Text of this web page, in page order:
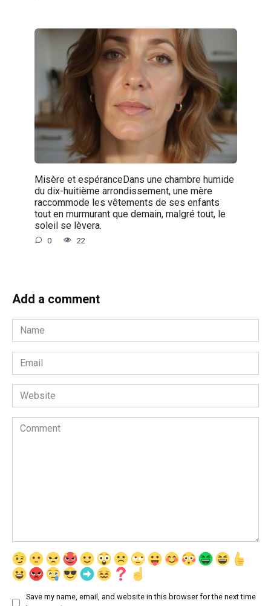
Misère et espéranceDans une chambre humide
du dix-huitième arrondissement, une mère
raccommode les vêtements de ses enfants
tout en murmurant que demain, malgré tout, le
soleil se lèvera.
0 22
Add a comment
Name
*
Email
*
Website
Comment
Save my name, email, and website in this browser for the next time